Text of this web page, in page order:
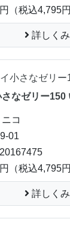
（税込4,795円
詳しく
なゼリー150
コ
01
（税込4,795円
詳しく